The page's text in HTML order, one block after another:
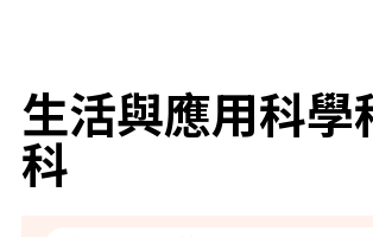
生活與應用科學
科